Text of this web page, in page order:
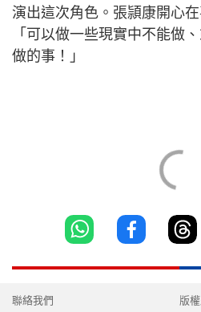
演出這次角色。張頴康開心
「可以做一些現實中不能做
做的事！」
聯絡我們 版